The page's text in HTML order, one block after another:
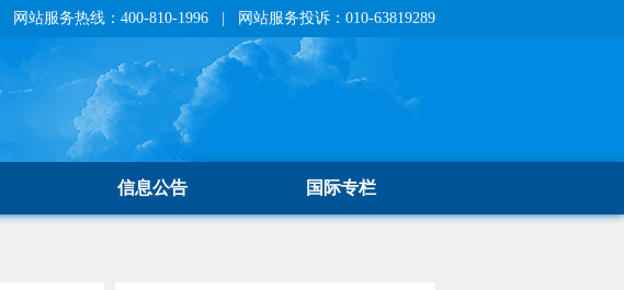
网站服务热线：400-810-1996 | 网站服务投诉：010-63819289
信息公告 国际专栏